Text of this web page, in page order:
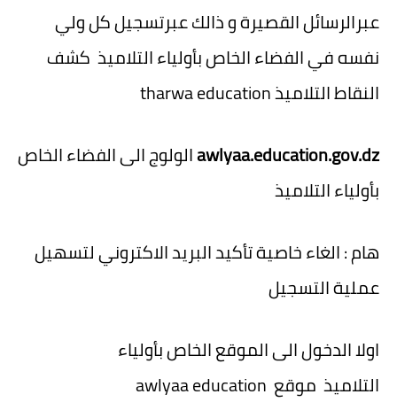
عبرالرسائل القصيرة و ذالك عبرتسجيل كل ولي
نفسه في الفضاء الخاص بأولياء التلاميذ كشف
النقاط التلاميذ tharwa education
awlyaa.education.gov.dzالولوج الى الفضاء الخاص
بأولياء التلاميذ
هام: الغاء خاصية تأكيد البريد الاكتروني لتسهيل
عملية التسجيل
اولا الدخول الى الموقع الخاص بأولياء
التلاميذ موقع awlyaa education